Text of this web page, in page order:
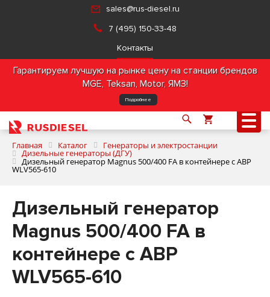
sales@rus-diesel.ru
7 (495) 150-33-48
Контакты
Гарантируем лучшую на рынке цену на станции брендов
MGE, Teksan, Motor, ЯМЗ!
Подробнее
Продукция
Клиентам
Главная Каталог Генераторы и электростанции
Дизельные генераторы (ДГУ)
Дизельный генератор Magnus 500/400 FA в контейнере с АВР
WLV565-610
Дизельный генератор
Magnus 500/400 FA в
контейнере с АВР
WLV565-610